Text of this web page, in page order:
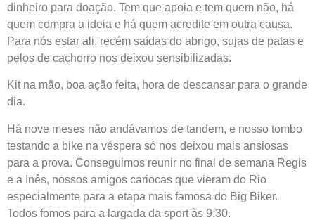
dinheiro para doação. Tem que apoia e tem quem não, há
quem compra a ideia e há quem acredite em outra causa.
Para nós estar ali, recém saídas do abrigo, sujas de patas e
pelos de cachorro nos deixou sensibilizadas.
Kit na mão, boa ação feita, hora de descansar para o grande
dia.
Há nove meses não andávamos de tandem, e nosso tombo
testando a bike na véspera só nos deixou mais ansiosas
para a prova. Conseguimos reunir no final de semana Regis
e a Inês, nossos amigos cariocas que vieram do Rio
especialmente para a etapa mais famosa do Big Biker.
Todos fomos para a largada da sport às 9:30.